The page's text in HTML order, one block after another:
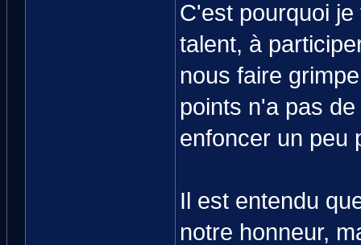
C'est pourquoi
talent, à
nous faire
points n'a pas
enfoncer un peu
Il est entendu
notre honneur,